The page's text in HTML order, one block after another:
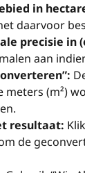
in
daarvoor
precisie in
aan
meters (m²)
resultaat:
de